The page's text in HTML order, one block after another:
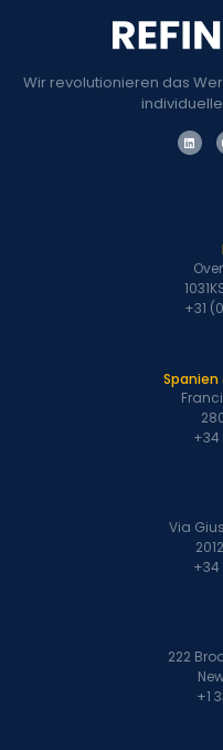
Wir revolutionieren das
+31
Spanien
+34
Via
+34
222
+1